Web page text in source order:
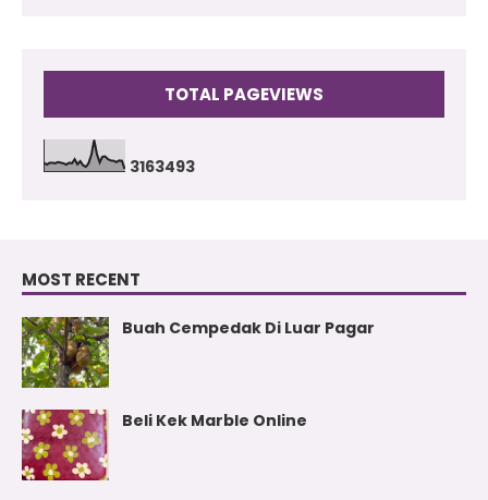
TOTAL PAGEVIEWS
3163493
MOST RECENT
Buah Cempedak Di Luar Pagar
Beli Kek Marble Online